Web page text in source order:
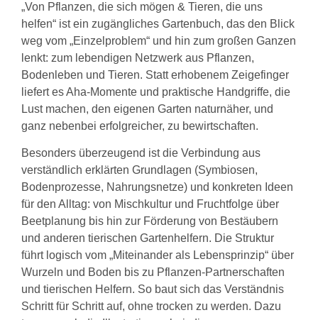
„Von Pflanzen, die sich mögen & Tieren, die uns
helfen“ ist ein zugängliches Gartenbuch, das den Blick
weg vom „Einzelproblem“ und hin zum großen Ganzen
lenkt: zum lebendigen Netzwerk aus Pflanzen,
Bodenleben und Tieren. Statt erhobenem Zeigefinger
liefert es Aha-Momente und praktische Handgriffe, die
Lust machen, den eigenen Garten naturnäher, und
ganz nebenbei erfolgreicher, zu bewirtschaften.
Besonders überzeugend ist die Verbindung aus
verständlich erklärten Grundlagen (Symbiosen,
Bodenprozesse, Nahrungsnetze) und konkreten Ideen
für den Alltag: von Mischkultur und Fruchtfolge über
Beetplanung bis hin zur Förderung von Bestäubern
und anderen tierischen Gartenhelfern. Die Struktur
führt logisch vom „Miteinander als Lebensprinzip“ über
Wurzeln und Boden bis zu Pflanzen-Partnerschaften
und tierischen Helfern. So baut sich das Verständnis
Schritt für Schritt auf, ohne trocken zu werden. Dazu